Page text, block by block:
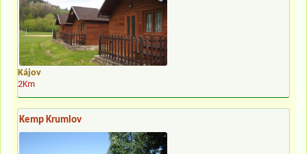
Kájov
2Km
Kemp Krumlov